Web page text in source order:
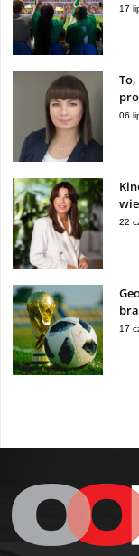
17
06
22
17